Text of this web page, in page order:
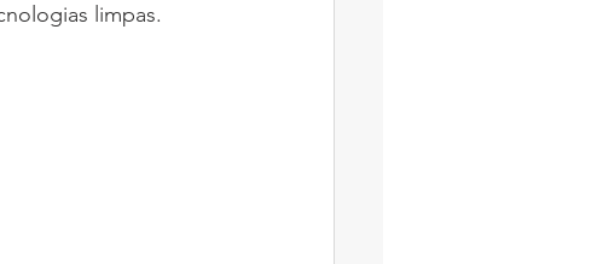
limpas.